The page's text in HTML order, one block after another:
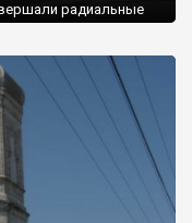
радиальные